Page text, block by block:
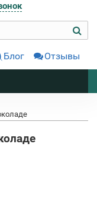
Блог Отзывы